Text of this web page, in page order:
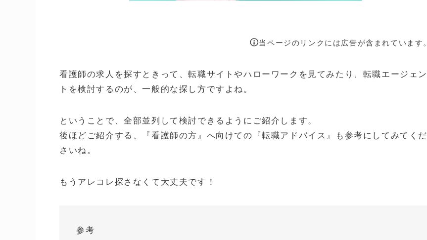
当ページのリンクには広告が含まれています。
看護師の求人を探すときって、転職サイトやハローワークを見てみたり、転職エージェン
トを検討するのが、一般的な探し方ですよね。
ということで、全部並列して検討できるようにご紹介します。
後ほどご紹介する、『看護師の方』へ向けての『転職アドバイス』も参考にしてみてくだ
さいね。
もうアレコレ探さなくて大丈夫です！
参考